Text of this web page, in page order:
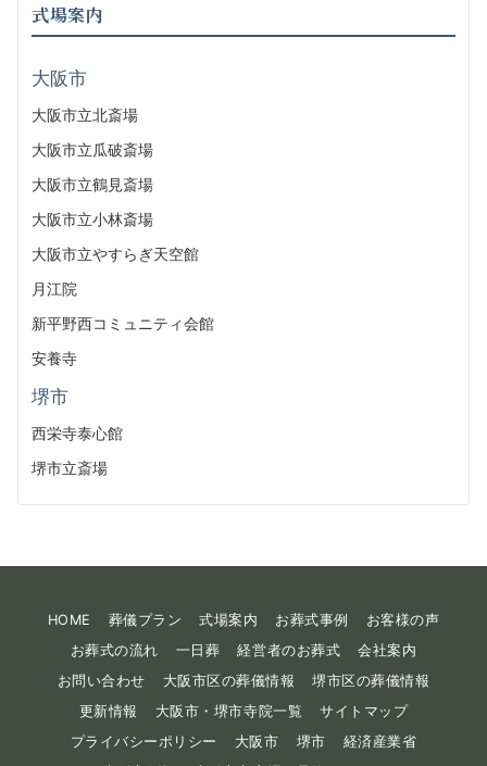
式場案内
大阪市
大阪市立北斎場
大阪市立瓜破斎場
大阪市立鶴見斎場
大阪市立小林斎場
大阪市立やすらぎ天空館
月江院
新平野西コミュニティ会館
安養寺
堺市
西栄寺泰心館
堺市立斎場
HOME 葬儀プラン 式場案内 お葬式事例
お客様の声
お葬式の流れ
一日葬 経営者のお葬式
会社案内
お問い合わせ
大阪市区の葬儀情報
堺市区の葬儀情報
更新情報
大阪市・堺市寺院一覧
サイトマップ
プライバシーポリシー
大阪市 堺市
経済産業省